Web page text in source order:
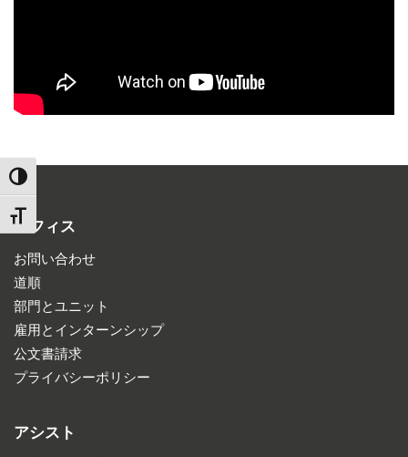
TOGGLE HIGH CONTRAST
TOGGLE FONT SIZE
オフィス
お問い合わせ
道順
部門とユニット
雇用とインターンシップ
公文書請求
プライバシーポリシー
アシスト